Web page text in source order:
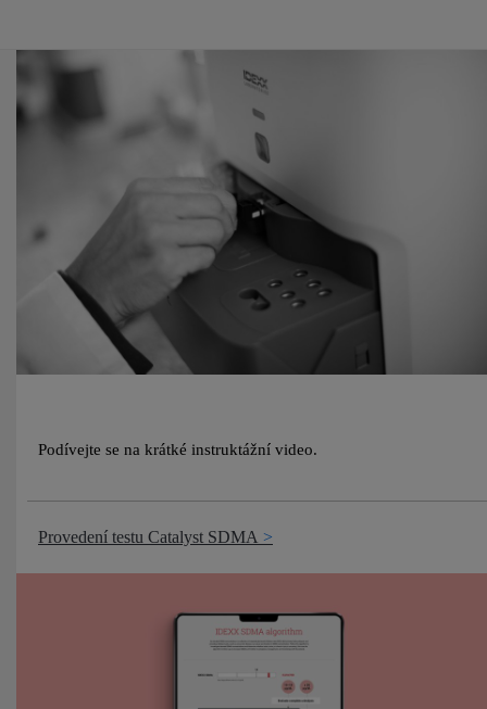
Podívejte se na krátké instruktážní video.
Provedení testu Catalyst SDMA